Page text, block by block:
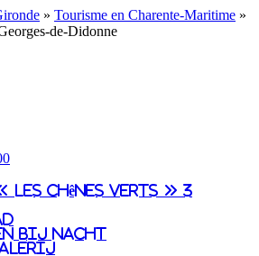
» Tourisme en Charente-Maritime »
de-Didonne
Les Chênes Verts » 3
bij nacht